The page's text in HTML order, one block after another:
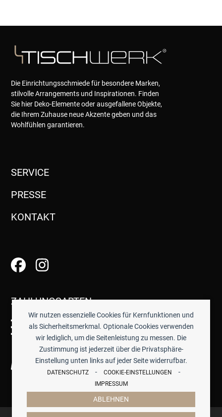
Wir nutzen essenzielle Cookies für Kernfunktionen und
als Sicherheitsmerkmal. Optionale Cookies verwenden
wir lediglich, um die Seitenleistung zu messen. Die
Zustimmung ist jederzeit über die Privatsphäre-
Einstellung unten links auf jeder Seite widerrufbar.
DATENSCHUTZ - COOKIE-EINSTELLUNGEN -
IMPRESSUM
ABLEHNEN
Die Einrichtungsschmiede für besondere Marken,
stilvolle Arrangements und Inspirationen. Finden
Sie hier Deko-Elemente oder ausgefallene Objekte,
die Ihrem Zuhause neue Akzente geben und das
Wohlfühlen garantieren.
SERVICE
PRESSE
KONTAKT
ZAHLUNGSARTEN
© 2026 -TISCHWERK- ALLE PREISE INKL. GESETZTL.